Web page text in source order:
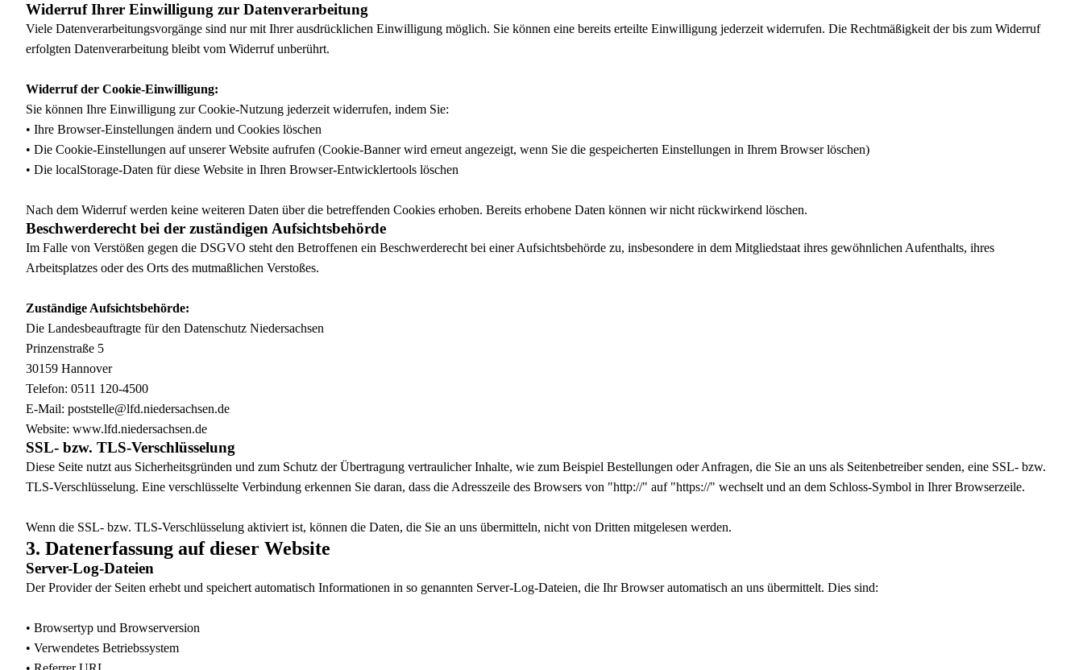
Widerruf Ihrer Einwilligung zur Datenverarbeitung
Viele Datenverarbeitungsvorgänge sind nur mit Ihrer ausdrücklichen Einwilligung möglich. Sie können eine bereits erteilte Einwilligung jederzeit widerrufen. Die Rechtmäßigkeit der bis zum Widerruf
erfolgten Datenverarbeitung bleibt vom Widerruf unberührt.
Widerruf der Cookie-Einwilligung:
Sie können Ihre Einwilligung zur Cookie-Nutzung jederzeit widerrufen, indem Sie:
• Ihre Browser-Einstellungen ändern und Cookies löschen
• Die Cookie-Einstellungen auf unserer Website aufrufen (Cookie-Banner wird erneut angezeigt, wenn Sie die gespeicherten Einstellungen in Ihrem Browser löschen)
• Die localStorage-Daten für diese Website in Ihren Browser-Entwicklertools löschen
Nach dem Widerruf werden keine weiteren Daten über die betreffenden Cookies erhoben. Bereits erhobene Daten können wir nicht rückwirkend löschen.
Beschwerderecht bei der zuständigen Aufsichtsbehörde
Im Falle von Verstößen gegen die DSGVO steht den Betroffenen ein Beschwerderecht bei einer Aufsichtsbehörde zu, insbesondere in dem Mitgliedstaat ihres gewöhnlichen Aufenthalts, ihres
Arbeitsplatzes oder des Orts des mutmaßlichen Verstoßes.
Zuständige Aufsichtsbehörde:
Die Landesbeauftragte für den Datenschutz Niedersachsen
Prinzenstraße 5
30159 Hannover
Telefon: 0511 120-4500
E-Mail: poststelle@lfd.niedersachsen.de
Website: www.lfd.niedersachsen.de
SSL- bzw. TLS-Verschlüsselung
Diese Seite nutzt aus Sicherheitsgründen und zum Schutz der Übertragung vertraulicher Inhalte, wie zum Beispiel Bestellungen oder Anfragen, die Sie an uns als Seitenbetreiber senden, eine SSL- bzw.
TLS-Verschlüsselung. Eine verschlüsselte Verbindung erkennen Sie daran, dass die Adresszeile des Browsers von "http://" auf "https://" wechselt und an dem Schloss-Symbol in Ihrer Browserzeile.
Wenn die SSL- bzw. TLS-Verschlüsselung aktiviert ist, können die Daten, die Sie an uns übermitteln, nicht von Dritten mitgelesen werden.
3. Datenerfassung auf dieser Website
Server-Log-Dateien
Der Provider der Seiten erhebt und speichert automatisch Informationen in so genannten Server-Log-Dateien, die Ihr Browser automatisch an uns übermittelt. Dies sind:
• Browsertyp und Browserversion
• Verwendetes Betriebssystem